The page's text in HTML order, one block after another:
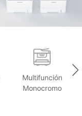
Multifunción
Monocromo